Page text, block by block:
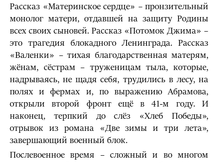
Рассказ «Материнское сердце» – пронзительный
монолог матери, отдавшей на защиту Родины
всех своих сыновей. Рассказ «Потомок Джима» –
это трагедия блокадного Ленинграда. Рассказ
«Валенки» – тихая благодарственная матерям,
жёнам, сёстрам – труженицам тыла, которые,
надрываясь, не щадя себя, трудились в лесу, на
полях и фермах и, по выражению Абрамова,
открыли второй фронт ещё в 41-м году. И
наконец, терпкий до слёз «Хлеб Победы»,
отрывок из романа «Две зимы и три лета»,
завершающий военный блок.
Послевоенное время – сложный и во многом